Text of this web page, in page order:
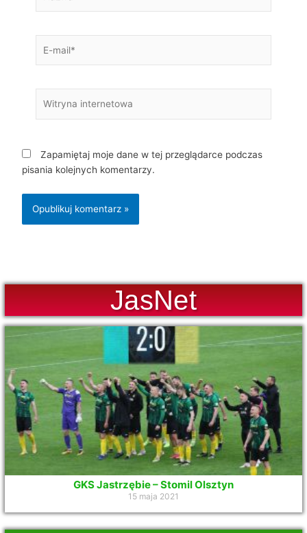
mail*
internetowa
Zapamiętaj moje dane w tej przeglądarce podczas
pisania kolejnych komentarzy.
JasNet
GKS Jastrzębie – Stomil Olsztyn
15 maja 2021